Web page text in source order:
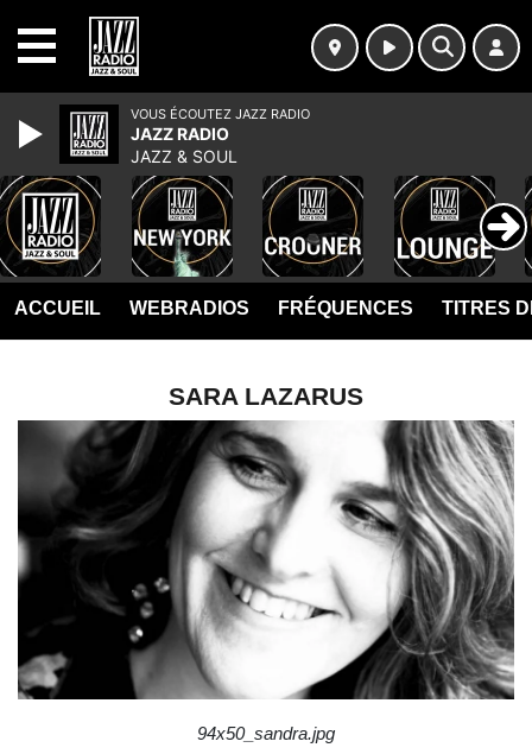
ACCUEIL WEBRADIOS FRÉQUENCES TITRES
SARA LAZARUS
94x50_sandra.jpg
VOUS ÉCOUTEZ JAZZ RADIO
JAZZ RADIO
JAZZ & SOUL